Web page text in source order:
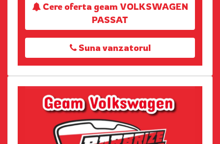
Cere oferta geam VOLKSWAGEN
PASSAT
Suna vanzatorul